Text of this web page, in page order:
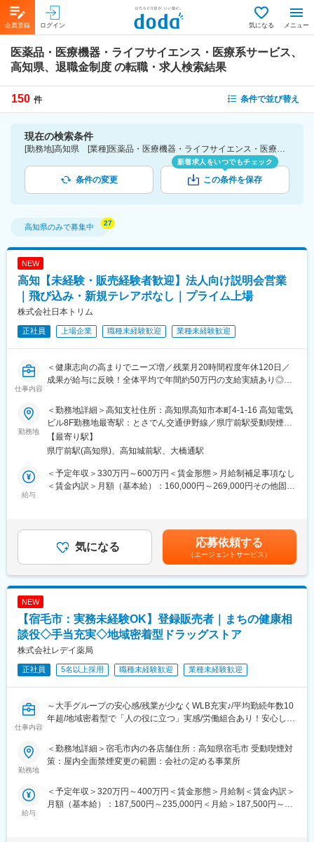
会員登録 ログイン 気になる メニュー
医薬品・医療機器・ライフサイエンス・医療系サービス、
高知県、退職金制度 の転職・求人検索結果
150 件 条件で並び替え
現在の検索条件
[勤務地]高知県 [業種]医薬品・医療機器・ライフサイエンス・医療系サービス [詳細条件](待遇・福利厚生)退職金制度
条件の変更
新着求人をいつでもチェック
この条件を保存
高知県のみで募集中
NEW
高知【未経験・販売経験者歓迎】法人向け説明会営業
｜飛び込み・新規テレアポなし｜プライム上場
株式会社日本トリム
正社員 上場企業 職種未経験歓迎 業種未経験歓迎
仕事内容
＜健康志向の高まりでニーズ増／残業月20時間程度年休120日／
成果が給与に反映！全体平均で年間約50万円の支給実績あり◎＞
【仕事の内容】
当社は、東証プライム上場の電解水素水整水器メーカーです。
今回募集するのは、法人企業の従業員様向けに製品説明会・体験
会を行う営業職です。
新規飛び込みや無作為なテレアポではなく、代理店からの紹介先
やお問い合わせのあった法人様が中心です。
入社後は専任トレーナーがつき、商品知識・説明トーク・商談の
【組織構成】
支社長1名(40代)、営業6名(30~40代)、メンテ取付担当3名(30~40
多数活躍中です。※入社直後からトレーナーが1名つきます。商品
説明のトーク練習や営業同行を行います。
■成績等に応じて若くしてのキャリアアップが可能です。(30代で
■固定給に加え、販売実績に応じたインセンティブ制度がありま
高収入を目指すことも可能です。
入社後すぐに数字を任せるのではなく、研修・同行を経て段階的
■転勤は基本的にありません。(管理職になった場合、打診可能性
はありますが意向に沿います。)
■入社を決めた理由
（1）社会貢献できる・お客様に喜んで頂ける
勤務地
＜勤務地詳細＞高知支社住所：高知県高知市本町4-1-16 高知電気
ビル8F勤務地最寄駅：とさでん交通伊野線／県庁前駅受動喫煙対
策：屋内喫煙可能場所あり変更の範囲：会社の定める事業所
【最寄り駅】
県庁前駅(高知県)、高知城前駅、大橋通駅
給与
＜予定年収＞330万円～600万円＜賃金形態＞月給制補足事項なし
＜賃金内訳＞月額（基本給）：160,000円～269,000円その他固定
＞有＜残業手当＞有＜給与補足＞■固定給に加え、販売実績に応じ
たインセンティブ制度があります。■昇給年１回■賞与：年2回（7
月・12月）基本給の3ヶ月分程度を想定賃金はあくまでも目安の
金額であり、選考を通じて上下する可能性があります。月給(月額)
は固定手当を含めた表記です。
気になる 応募依頼する
（エージェントサービス）
NEW
【宿毛市：実務未経験OK】登録販売者｜まちの健康相
談役◇手当充実◇地域密着型ドラッグストア
株式会社レデイ薬局
正社員 5名以上採用 職種未経験歓迎 業種未経験歓迎
仕事内容
～大手グループの安心感/残業が少なくWLB充実♪/平均勤続年数10
年超/地域密着型で「人の役に立つ」実感/労働組合あり！安心して
■仕事内容：
まずは、レジ業務や商品管理などの基礎業務からスタートし、店
舗運営の基本を学んでいただきます。
勤務地
＜勤務地詳細＞宿毛市内の各店舗住所：高知県宿毛市 受動喫煙対
策：屋内全面禁煙変更の範囲：会社の定める事業所
給与
＜予定年収＞320万円～400万円＜賃金形態＞月給制＜賃金内訳＞
月額（基本給）：187,500円～235,000円＜月給＞187,500円～